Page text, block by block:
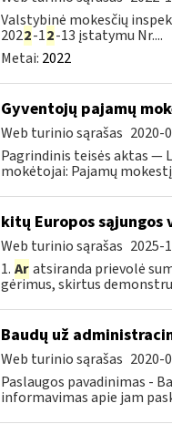
Valstybinė mokesčių
2022-12-13 įstatymu Nr....
Metai: 2022
Gyventojų pajamų
Web turinio sąrašas 2020-
Pagrindinis teisės aktas —
mokėtojai: Pajamų
kitų Europos
Web turinio sąrašas 2025-
1. Ar atsiranda prievolė
gėrimus, skirtus
Baudų už
Web turinio sąrašas 2020-
Paslaugos pavadinimas -
informavimas apie jam